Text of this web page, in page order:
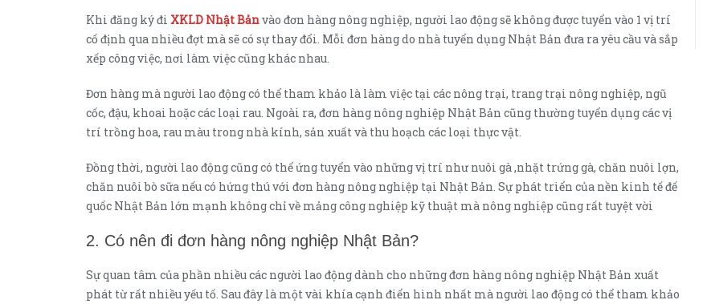
Khi đăng ký đi XKLD Nhật Bảnvào đơn hàng nông nghiệp, người lao động sẽ không được tuyển vào 1 vị trí
cố định qua nhiều đợt mà sẽ có sự thay đổi. Mỗi đơn hàng do nhà tuyển dụng Nhật Bản đưa ra yêu cầu và sắp
xếp công việc, nơi làm việc cũng khác nhau.
Đơn hàng mà người lao động có thể tham khảo là làm việc tại các nông trại, trang trại nông nghiệp, ngũ
cốc, đậu, khoai hoặc các loại rau. Ngoài ra, đơn hàng nông nghiệp Nhật Bản cũng thường tuyển dụng các vị
trí trồng hoa, rau màu trong nhà kính, sản xuất và thu hoạch các loại thực vật.
Đồng thời, người lao động cũng có thể ứng tuyển vào những vị trí như nuôi gà ,nhặt trứng gà, chăn nuôi lợn,
chăn nuôi bò sữa nếu có hứng thú với đơn hàng nông nghiệp tại Nhật Bản. Sự phát triển của nền kinh tế đế
quốc Nhật Bản lớn mạnh không chỉ về mảng công nghiệp kỹ thuật mà nông nghiệp cũng rất tuyệt vời
2. Có nên đi đơn hàng nông nghiệp Nhật Bản?
Sự quan tâm của phần nhiều các người lao động dành cho những đơn hàng nông nghiệp Nhật Bản xuất
phát từ rất nhiều yếu tố. Sau đây là một vài khía cạnh điển hình nhất mà người lao động có thể tham khảo